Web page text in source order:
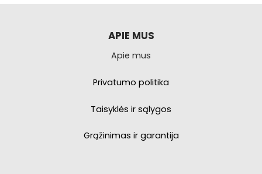
APIE MUS
Apie mus
Privatumo politika
Taisyklės ir sąlygos
Grąžinimas ir garantija